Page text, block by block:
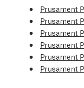
Prusament
Prusament
Prusament
Prusament
Prusament
Prusament